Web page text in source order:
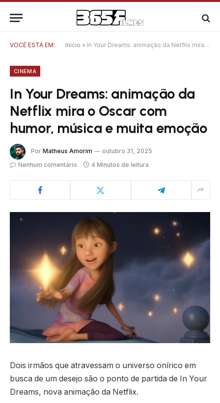
VOCÊ ESTÁ EM: Início » In Your Dreams: animação da Netflix mira o Oscar com humor, música e muita emoção
CINEMA
In Your Dreams: animação da
Netflix mira o Oscar com
humor, música e muita emoção
Por Matheus Amorim
outubro 31, 2025
Nenhum comentário
4 Minutos de leitura
Dois irmãos que atravessam o universo onírico em
busca de um desejo são o ponto de partida de In Your
Dreams, nova animação da Netflix.